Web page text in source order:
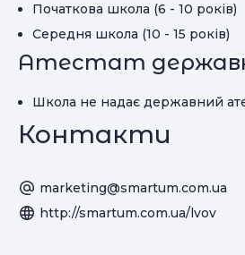
Початкова школа (6 - 10 років)
Середня школа (10 - 15 років)
Атестат
Школа не надає державний
Контакти
marketing@smartum.com.ua
http://smartum.com.ua/lvov